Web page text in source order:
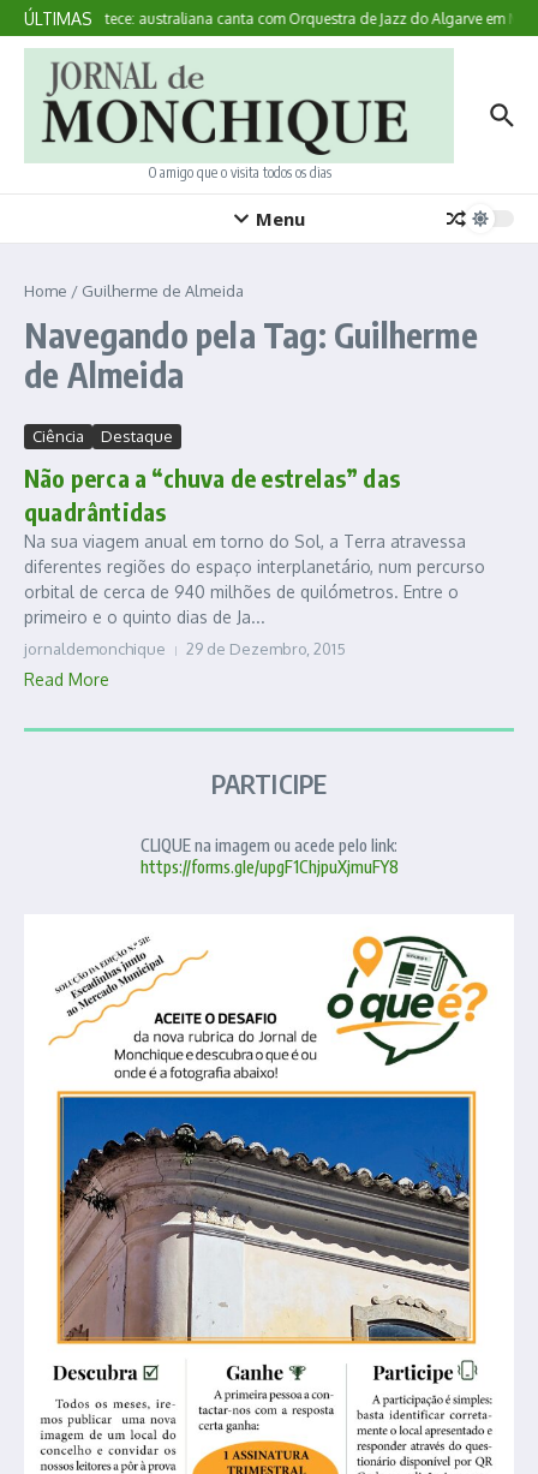
Ir para o conteúdo
ÚLTIMAS
Aqui Acontece: australiana canta com Orquestra de Jazz do Algarve em
O amigo que o visita todos os dias
Menu
Home / Guilherme de Almeida
Navegando pela Tag: Guilherme
de Almeida
Ciência Destaque
Não perca a “chuva de estrelas” das
quadrântidas
Na sua viagem anual em torno do Sol, a Terra atravessa
diferentes regiões do espaço interplanetário, num percurso
orbital de cerca de 940 milhões de quilómetros. Entre o
primeiro e o quinto dias de Ja...
jornaldemonchique 29 de Dezembro, 2015
Read More
PARTICIPE
CLIQUE na imagem ou acede pelo link:
https://forms.gle/upgF1ChjpuXjmuFY8